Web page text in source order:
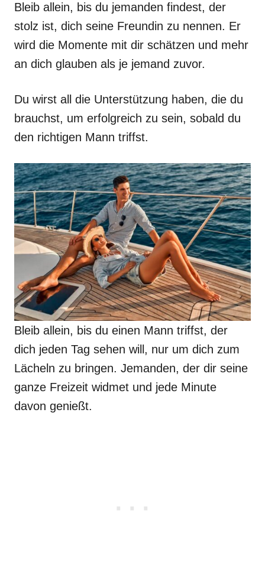
Bleib allein, bis du jemanden findest, der
stolz ist, dich seine Freundin zu nennen. Er
wird die Momente mit dir schätzen und mehr
an dich glauben als je jemand zuvor.
Du wirst all die Unterstützung haben, die du
brauchst, um erfolgreich zu sein, sobald du
den richtigen Mann triffst.
Bleib allein, bis du einen Mann triffst, der
dich jeden Tag sehen will, nur um dich zum
Lächeln zu bringen. Jemanden, der dir seine
ganze Freizeit widmet und jede Minute
davon genießt.